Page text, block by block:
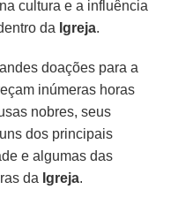
cultura e a influência
da Igreja.
doações para a
inúmeras horas
nobres, seus
dos principais
e algumas das
da Igreja.